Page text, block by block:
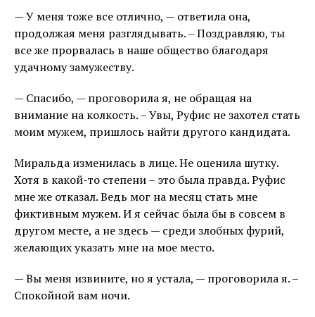
— У меня тоже все отлично, — ответила она,
продолжая меня разглядывать. – Поздравляю, ты
все же прорвалась в наше общество благодаря
удачному замужеству.
— Спасибо, — проговорила я, не обращая на
внимание на колкость. – Увы, Руфис не захотел стать
моим мужем, пришлось найти другого кандидата.
Миральда изменилась в лице. Не оценила шутку.
Хотя в какой-то степени – это была правда. Руфис
мне же отказал. Ведь мог на месяц стать мне
фиктивным мужем. И я сейчас была бы в совсем в
другом месте, а не здесь — среди злобных фурий,
желающих указать мне на мое место.
— Вы меня извините, но я устала, — проговорила я. –
Спокойной вам ночи.